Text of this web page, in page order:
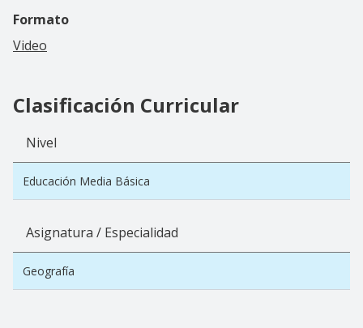
Formato
Video
Clasificación Curricular
Nivel
Educación Media Básica
Asignatura / Especialidad
Geografía